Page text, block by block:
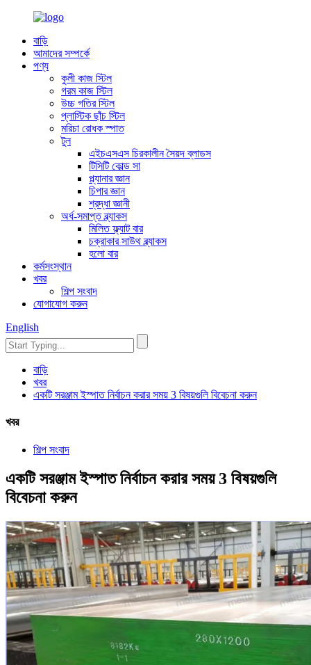
বাড়ি
আমাদের সম্পর্কে
পণ্য
কুলী কাজ স্টিল
গরম কাজ স্টিল
উচ্চ গতির স্টিল
প্লাস্টিক ছাঁচ স্টিল
মরিচা রোধক স্পাত
টুল
এইচএসএস চিরকালীন সৈয়দ ব্লাডস
টিসিটি কোল্ড সা
প্ল্যানার জ্ঞান
চিপার জ্ঞান
শ্রদ্ধা জ্ঞানী
অর্ধ-সমাপ্ত ব্ল্যাকস
মিলিত ফ্ল্যাট বার
চক্রাকার সাউথ ব্ল্যাকস
হলো বার
কর্মসংস্থান
খবর
শিল্প সংবাদ
যোগাযোগ করুন
English
বাড়ি
খবর
একটি সরঞ্জাম ইস্পাত নির্বাচন করার সময় 3 বিষয়গুলি বিবেচনা করুন
খবর
শিল্প সংবাদ
একটি সরঞ্জাম ইস্পাত নির্বাচন করার সময় 3 বিষয়গুলি
বিবেচনা করুন